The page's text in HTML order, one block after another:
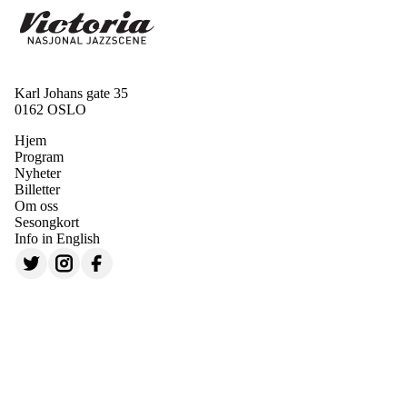
Karl Johans gate 35
0162 OSLO
Hjem
Program
Nyheter
Billetter
Om oss
Sesongkort
Info in English